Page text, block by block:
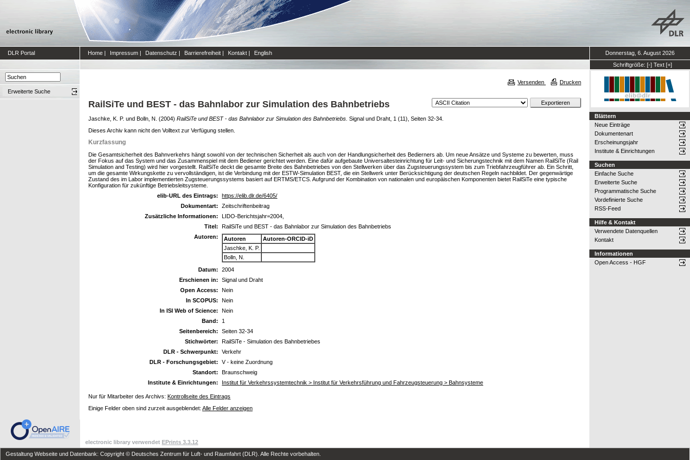
DLR Portal Home | Impressum | Datenschutz | Barrierefreiheit | Kontakt | English
Donnerstag, 6. August 2026
Schriftgröße: [-] Text [+]
Erweiterte Suche
Versenden Drucken
RailSiTe und BEST - das Bahnlabor zur Simulation des Bahnbetriebs
Jaschke, K. P. und Bolln, N. (2004) RailSiTe und BEST - das Bahnlabor zur Simulation des Bahnbetriebs. Signal und Draht, 1 (11), Seiten 32-34.
Dieses Archiv kann nicht den Volltext zur Verfügung stellen.
Kurzfassung
Die Gesamtsicherheit des Bahnverkehrs hängt sowohl von der technischen Sicherheit als auch von der Handlungsicherheit des Bedierners ab. Um neue Ansätze und Systeme zu bewerten, muss
der Fokus auf das System und das Zusammenspiel mit dem Bediener gerichtet werden. Eine dafür aufgebaute Universaltesteinrichtung für Leit- und Sicherungstechnik mit dem Namen RailSiTe (Rail
Simulation and Testing) wird hier vorgestellt. RailSiTe deckt die gesamte Breite des Bahnbetriebes von den Stellwerken über das Zugsteuerungssystem bis zum Triebfahrzeugführer ab. Ein Schritt,
um die gesamte Wirkungskette zu vervollständigen, ist die Verbindung mit der ESTW-Simulation BEST, die ein Stellwerk unter Berücksichtigung der deutschen Regeln nachbildet. Der gegenwärtige
Zustand des im Labor implementierten Zugsteuerungssystems basiert auf ERTMS/ETCS. Aufgrund der Kombination von nationalen und europäischen Komponenten bietet RailSiTe eine typische
Konfiguration für zukünftige Betriebsleitsysteme.
elib-URL des Eintrags:
https://elib.dlr.de/6405/
Dokumentart:
Zeitschriftenbeitrag
Zusätzliche Informationen:
LIDO-Berichtsjahr=2004,
Titel:
RailSiTe und BEST - das Bahnlabor zur Simulation des Bahnbetriebs
Autoren:
Autoren
Autoren-ORCID-iD
Jaschke, K. P.
Bolln, N.
Datum:
2004
Erschienen in:
Signal und Draht
Open Access:
Nein
In SCOPUS:
Nein
In ISI Web of Science:
Nein
Band:
1
Seitenbereich:
Seiten 32-34
Stichwörter:
RailSiTe - Simulation des Bahnbetriebes
DLR - Schwerpunkt:
Verkehr
DLR - Forschungsgebiet:
V - keine Zuordnung
Standort:
Braunschweig
Institute & Einrichtungen:
Institut für Verkehrssystemtechnik > Institut für Verkehrsführung und Fahrzeugsteuerung > Bahnsysteme
Nur für Mitarbeiter des Archivs: Kontrollseite des Eintrags
Einige Felder oben sind zurzeit ausgeblendet: Alle Felder anzeigen
Blättern
Neue Einträge
Dokumentenart
Erscheinungsjahr
Institute & Einrichtungen
Suchen
Einfache Suche
Erweiterte Suche
Programmatische Suche
Vordefinierte Suche
RSS-Feed
Hilfe & Kontakt
Verwendete Datenquellen
Kontakt
Informationen
Open Access - HGF
electronic library verwendet EPrints 3.3.12
Gestaltung Webseite und Datenbank: Copyright © Deutsches Zentrum für Luft- und Raumfahrt (DLR). Alle Rechte vorbehalten.